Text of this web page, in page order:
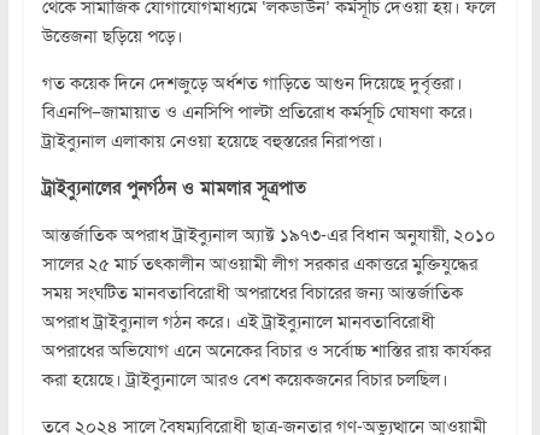
থেকে সামাজিক যোগাযোগমাধ্যমে ‘লকডাউন’ কর্মসূচি দেওয়া হয়। ফলে
উত্তেজনা ছড়িয়ে পড়ে।
গত কয়েক দিনে দেশজুড়ে অর্ধশত গাড়িতে আগুন দিয়েছে দুর্বৃত্তরা।
বিএনপি–জামায়াত ও এনসিপি পাল্টা প্রতিরোধ কর্মসূচি ঘোষণা করে।
ট্রাইব্যুনাল এলাকায় নেওয়া হয়েছে বহুস্তরের নিরাপত্তা।
ট্রাইব্যুনালের পুনর্গঠন ও মামলার সূত্রপাত
আন্তর্জাতিক অপরাধ ট্রাইব্যুনাল অ্যাক্ট ১৯৭৩-এর বিধান অনুযায়ী, ২০১০
সালের ২৫ মার্চ তৎকালীন আওয়ামী লীগ সরকার একাত্তরে মুক্তিযুদ্ধের
সময় সংঘটিত মানবতাবিরোধী অপরাধের বিচারের জন্য আন্তর্জাতিক
অপরাধ ট্রাইব্যুনাল গঠন করে। এই ট্রাইব্যুনালে মানবতাবিরোধী
অপরাধের অভিযোগ এনে অনেকের বিচার ও সর্বোচ্চ শাস্তির রায় কার্যকর
করা হয়েছে। ট্রাইব্যুনালে আরও বেশ কয়েকজনের বিচার চলছিল।
তবে ২০২৪ সালে বৈষম্যবিরোধী ছাত্র-জনতার গণ-অভ্যুত্থানে আওয়ামী